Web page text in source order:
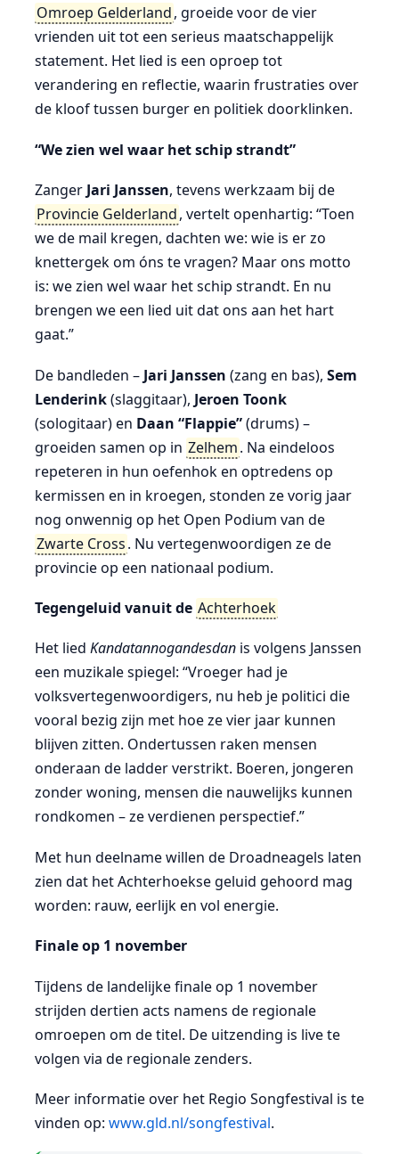
Omroep Gelderland, groeide voor de vier
vrienden uit tot een serieus maatschappelijk
statement. Het lied is een oproep tot
verandering en reflectie, waarin frustraties over
de kloof tussen burger en politiek doorklinken.
“We zien wel waar het schip strandt”
Zanger Jari Janssen, tevens werkzaam bij de
Provincie Gelderland, vertelt openhartig: “Toen
we de mail kregen, dachten we: wie is er zo
knettergek om óns te vragen? Maar ons motto
is: we zien wel waar het schip strandt. En nu
brengen we een lied uit dat ons aan het hart
gaat.”
De bandleden – Jari Janssen (zang en bas), Sem
Lenderink(slaggitaar), Jeroen Toonk
(sologitaar) en Daan “Flappie”(drums) –
groeiden samen op in Zelhem. Na eindeloos
repeteren in hun oefenhok en optredens op
kermissen en in kroegen, stonden ze vorig jaar
nog onwennig op het Open Podium van de
Zwarte Cross. Nu vertegenwoordigen ze de
provincie op een nationaal podium.
Tegengeluid vanuit de Achterhoek
Het lied Kandatannogandesdanis volgens Janssen
een muzikale spiegel: “Vroeger had je
volksvertegenwoordigers, nu heb je politici die
vooral bezig zijn met hoe ze vier jaar kunnen
blijven zitten. Ondertussen raken mensen
onderaan de ladder verstrikt. Boeren, jongeren
zonder woning, mensen die nauwelijks kunnen
rondkomen – ze verdienen perspectief.”
Met hun deelname willen de Droadneagels laten
zien dat het Achterhoekse geluid gehoord mag
worden: rauw, eerlijk en vol energie.
Finale op 1 november
Tijdens de landelijke finale op 1 november
strijden dertien acts namens de regionale
omroepen om de titel. De uitzending is live te
volgen via de regionale zenders.
Meer informatie over het Regio Songfestival is te
vinden op: www.gld.nl/songfestival.